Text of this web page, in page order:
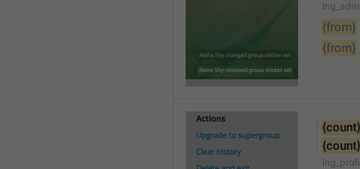
{from}
{from}
{count}
{count}